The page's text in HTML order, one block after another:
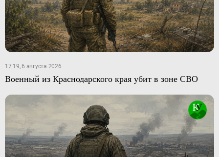
17:19, 6 августа 2026
Военный из Краснодарского края убит в зоне СВО